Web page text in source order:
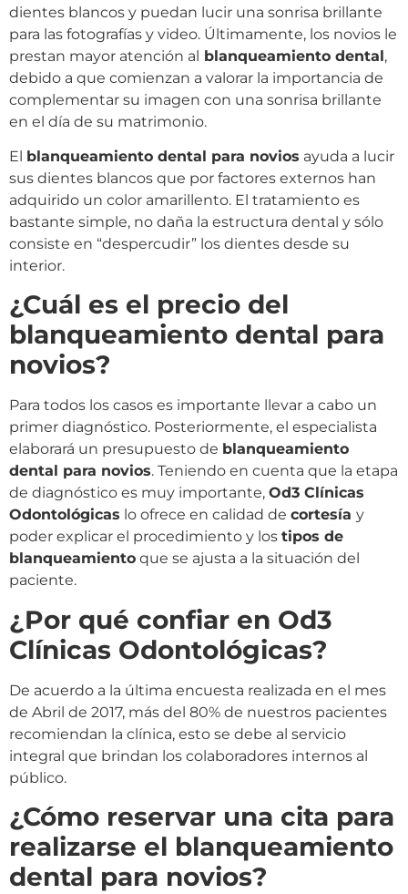
dientes blancos y puedan lucir una sonrisa brillante
para las fotografías y video. Últimamente, los novios le
prestan mayor atención al blanqueamiento dental,
debido a que comienzan a valorar la importancia de
complementar su imagen con una sonrisa brillante
en el día de su matrimonio.
El blanqueamiento dental para novios ayuda a lucir
sus dientes blancos que por factores externos han
adquirido un color amarillento. El tratamiento es
bastante simple, no daña la estructura dental y sólo
consiste en “despercudir” los dientes desde su
interior.
¿Cuál es el precio del
blanqueamiento dental para
novios?
Para todos los casos es importante llevar a cabo un
primer diagnóstico. Posteriormente, el especialista
elaborará un presupuesto de blanqueamiento
dental para novios. Teniendo en cuenta que la etapa
de diagnóstico es muy importante, Od3 Clínicas
Odontológicas lo ofrece en calidad de cortesía y
poder explicar el procedimiento y los tipos de
blanqueamiento que se ajusta a la situación del
paciente.
¿Por qué confiar en Od3
Clínicas Odontológicas?
De acuerdo a la última encuesta realizada en el mes
de Abril de 2017, más del 80% de nuestros pacientes
recomiendan la clínica, esto se debe al servicio
integral que brindan los colaboradores internos al
público.
¿Cómo reservar una cita para
realizarse el blanqueamiento
dental para novios?